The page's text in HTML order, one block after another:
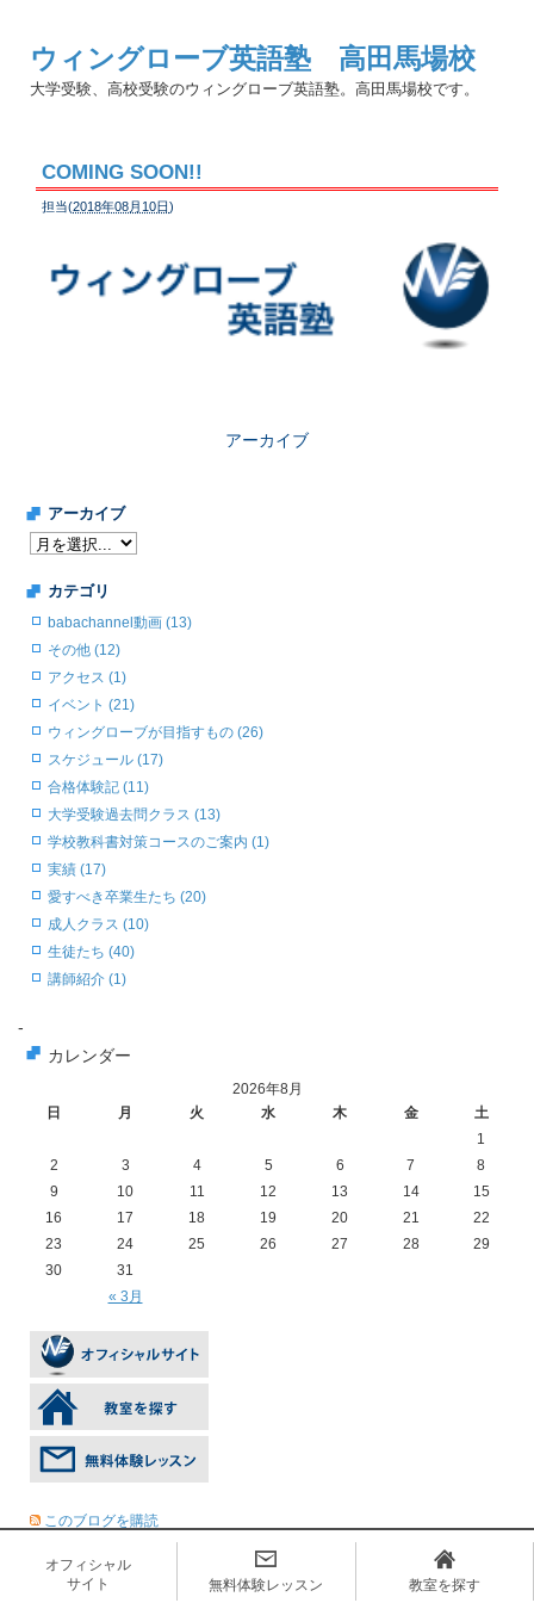
ウィングローブ英語塾 高田馬場校
大学受験、高校受験のウィングローブ英語塾。高田馬場校です。
COMING SOON!!
担当(2018年08月10日)
アーカイブ
アーカイブ
カテゴリ
babachannel動画 (13)
その他 (12)
アクセス (1)
イベント (21)
ウィングローブが目指すもの (26)
スケジュール (17)
合格体験記 (11)
大学受験過去問クラス (13)
学校教科書対策コースのご案内 (1)
実績 (17)
愛すべき卒業生たち (20)
成人クラス (10)
生徒たち (40)
講師紹介 (1)
-
カレンダー
2026年8月
日
月 火 水 木 金 土
« 3月
1
2
3 4 5 6 7
8
9
10 11 12 13 14
15
16
17 18 19 20 21
22
23
24 25 26 27 28
29
30
31
このブログを購読
オフィシャル
サイト
無料体験レッスン 教室を探す